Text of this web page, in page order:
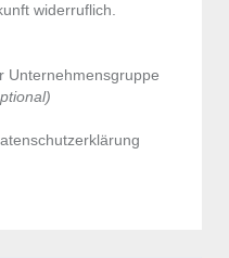
widerruflich.
Unternehmensgruppe